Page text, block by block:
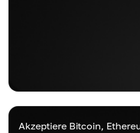
Akzeptiere Bitcoin,